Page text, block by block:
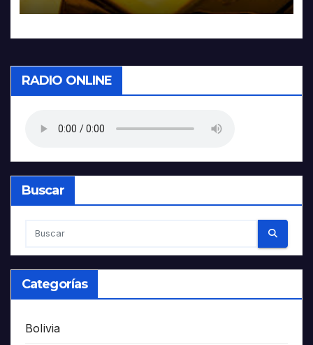
RADIO ONLINE
Buscar
Categorías
Bolivia